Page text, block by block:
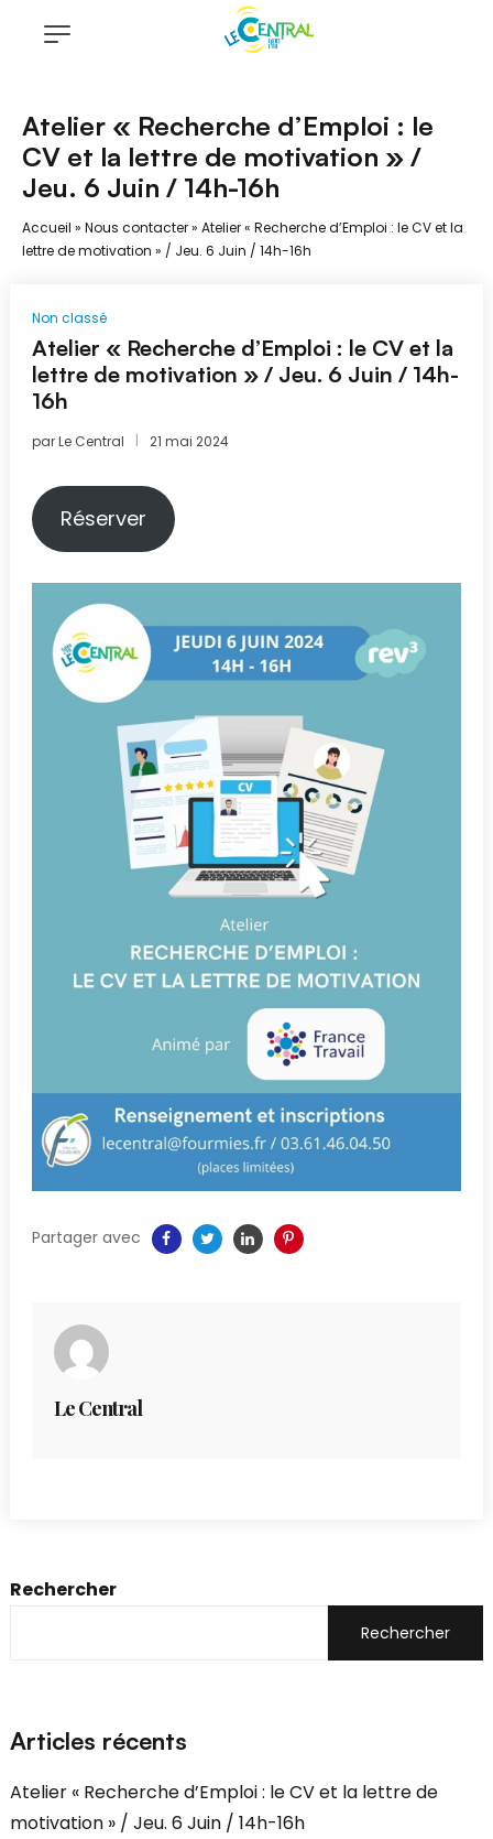
Atelier « Recherche d’Emploi : le
CV et la lettre de motivation » /
Jeu. 6 Juin / 14h-16h
Accueil » Nous contacter» Atelier « Recherche d’Emploi : le CV et la
lettre de motivation » / Jeu. 6 Juin / 14h-16h
Rechercher
Rechercher
Articles récents
Atelier « Recherche d’Emploi : le CV et la lettre de
motivation » / Jeu. 6 Juin / 14h-16h
Non classé
Atelier « Recherche d’Emploi : le CV et la
lettre de motivation » / Jeu. 6 Juin / 14h-
16h
parLe Central 21 mai 2024
Réserver
Partager avec
Le Central